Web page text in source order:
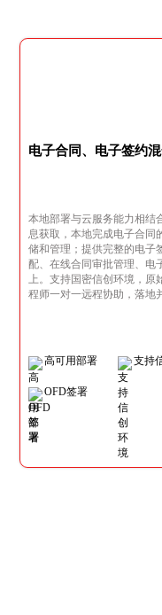
电子合同、电子签约
本地部署与云服务能力相结
息获取，本地完成电子合同
储和管理；提供完整的电子
配、在线合同审批管理、电
上。支持国密信创环境，
程师一对一远程协助，落地
高可用部署 支持
OFD签署